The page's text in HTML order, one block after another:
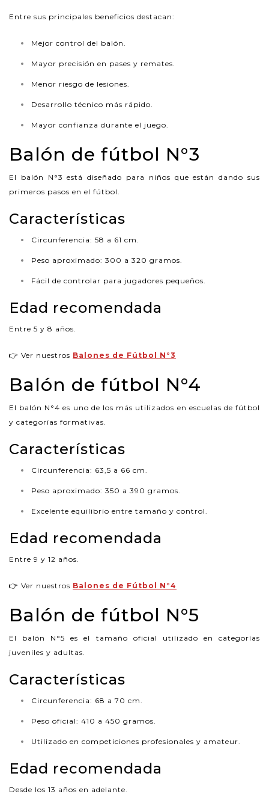
Entre sus principales beneficios destacan:
Mejor control del balón.
Mayor precisión en pases y remates.
Menor riesgo de lesiones.
Desarrollo técnico más rápido.
Mayor confianza durante el juego.
Balón de fútbol N°3
El balón N°3 está diseñado para niños que están dando sus
primeros pasos en el fútbol.
Características
Circunferencia: 58 a 61 cm.
Peso aproximado: 300 a 320 gramos.
Fácil de controlar para jugadores pequeños.
Edad recomendada
Entre 5 y 8 años.
👉 Ver nuestros Balones de Fútbol N°3
Balón de fútbol N°4
El balón N°4 es uno de los más utilizados en escuelas de fútbol
y categorías formativas.
Características
Circunferencia: 63,5 a 66 cm.
Peso aproximado: 350 a 390 gramos.
Excelente equilibrio entre tamaño y control.
Edad recomendada
Entre 9 y 12 años.
👉 Ver nuestros Balones de Fútbol N°4
Balón de fútbol N°5
El balón N°5 es el tamaño oficial utilizado en categorías
juveniles y adultas.
Características
Circunferencia: 68 a 70 cm.
Peso oficial: 410 a 450 gramos.
Utilizado en competiciones profesionales y amateur.
Edad recomendada
Desde los 13 años en adelante.